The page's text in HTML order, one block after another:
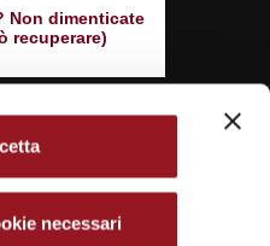
necessari
Non dimenticate
recuperare)